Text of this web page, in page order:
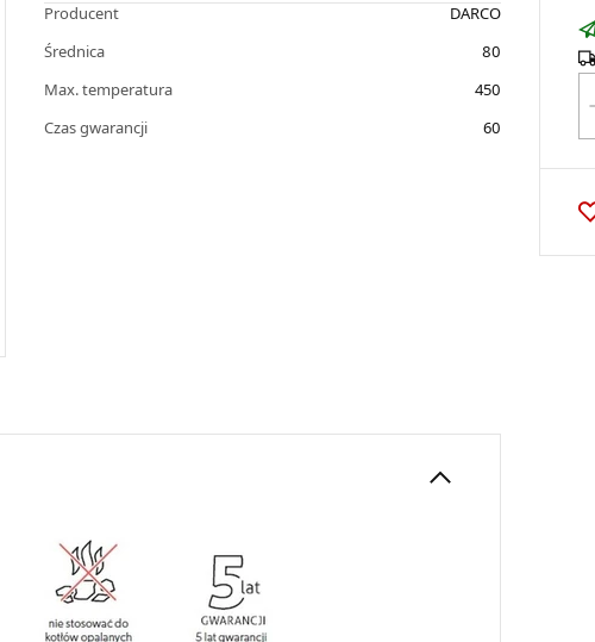
Producent
DARCO
Średnica
80
Max. temperatura
450
Czas gwarancji
60